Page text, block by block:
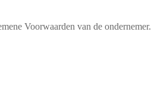
Voorwaarden van de ondernemer.